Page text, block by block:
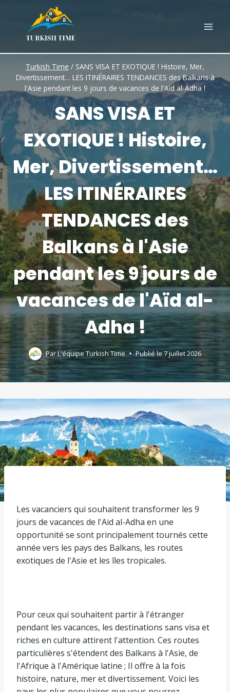
content
Turkish Time / SANS VISA ET EXOTIQUE ! Histoire, Mer,
Divertissement… LES ITINÉRAIRES TENDANCES des Balkans à
l'Asie pendant les 9 jours de vacances de l'Aïd al-Adha !
SANS VISA ET
EXOTIQUE ! Histoire,
Mer, Divertissement…
LES ITINÉRAIRES
TENDANCES des
Balkans à l'Asie
pendant les 9 jours de
vacances de l'Aïd al-
Adha !
ParL'équipe Turkish Time Publié le 7 juillet 2026
Les vacanciers qui souhaitent transformer les 9
jours de vacances de l'Aïd al-Adha en une
opportunité se sont principalement tournés cette
année vers les pays des Balkans, les routes
exotiques de l'Asie et les îles tropicales.
Pour ceux qui souhaitent partir à l'étranger
pendant les vacances, les destinations sans visa et
riches en culture attirent l'attention. Ces routes
particulières s'étendent des Balkans à l'Asie, de
l'Afrique à l'Amérique latine ; Il offre à la fois
histoire, nature, mer et divertissement. Voici les